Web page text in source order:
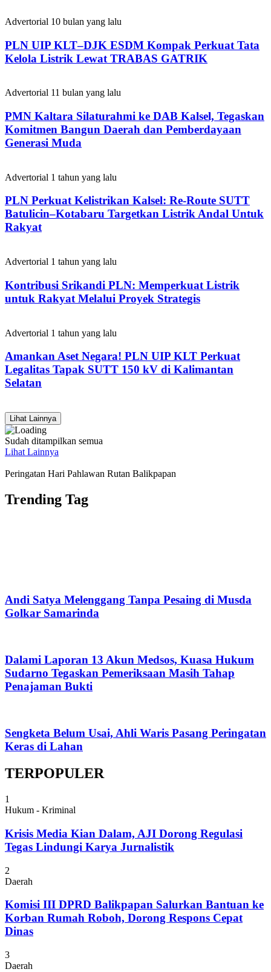
Advertorial 10 bulan yang lalu
PLN UIP KLT–DJK ESDM Kompak Perkuat Tata
Kelola Listrik Lewat TRABAS GATRIK
Advertorial 11 bulan yang lalu
PMN Kaltara Silaturahmi ke DAB Kalsel, Tegaskan
Komitmen Bangun Daerah dan Pemberdayaan
Generasi Muda
Advertorial 1 tahun yang lalu
PLN Perkuat Kelistrikan Kalsel: Re-Route SUTT
Batulicin–Kotabaru Targetkan Listrik Andal Untuk
Rakyat
Advertorial 1 tahun yang lalu
Kontribusi Srikandi PLN: Memperkuat Listrik
untuk Rakyat Melalui Proyek Strategis
Advertorial 1 tahun yang lalu
Amankan Aset Negara! PLN UIP KLT Perkuat
Legalitas Tapak SUTT 150 kV di Kalimantan
Selatan
Lihat Lainnya
Sudah ditampilkan semua
Lihat Lainnya
Peringatan Hari Pahlawan Rutan Balikpapan
Trending Tag
Andi Satya Melenggang Tanpa Pesaing di Musda
Golkar Samarinda
Dalami Laporan 13 Akun Medsos, Kuasa Hukum
Sudarno Tegaskan Pemeriksaan Masih Tahap
Penajaman Bukti
Sengketa Belum Usai, Ahli Waris Pasang Peringatan
Keras di Lahan
TERPOPULER
1
Hukum - Kriminal
Krisis Media Kian Dalam, AJI Dorong Regulasi
Tegas Lindungi Karya Jurnalistik
2
Daerah
Komisi III DPRD Balikpapan Salurkan Bantuan ke
Korban Rumah Roboh, Dorong Respons Cepat
Dinas
3
Daerah